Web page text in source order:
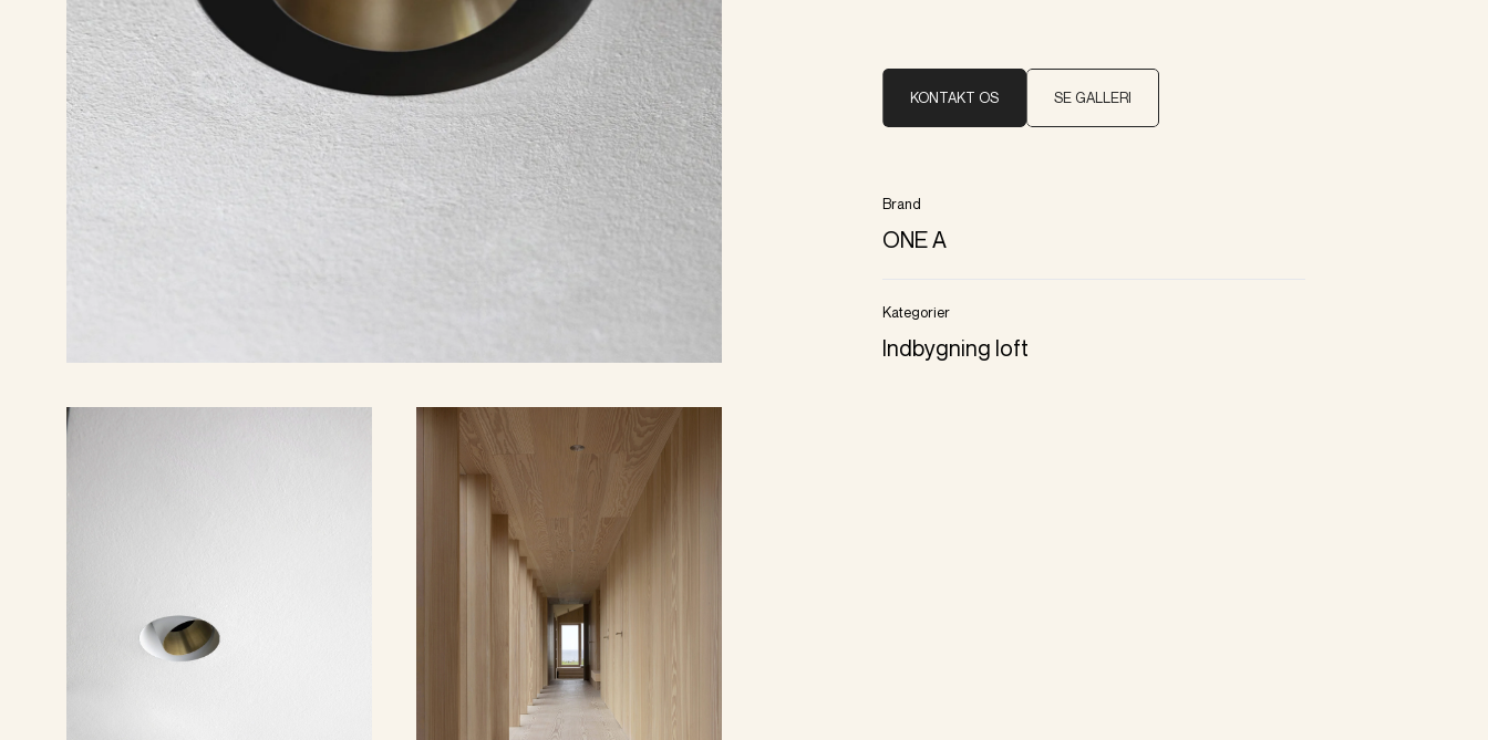
KONTAKT OS SE GALLERI
Brand
ONE A
Kategorier
Indbygning loft